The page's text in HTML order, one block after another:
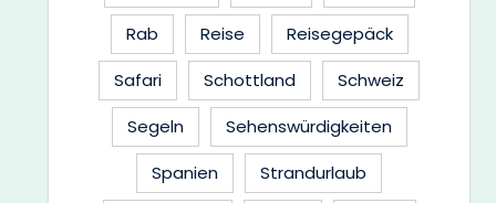
Rab
Reise
Reisegepäck
Safari
Schottland
Schweiz
Segeln
Sehenswürdigkeiten
Spanien
Strandurlaub